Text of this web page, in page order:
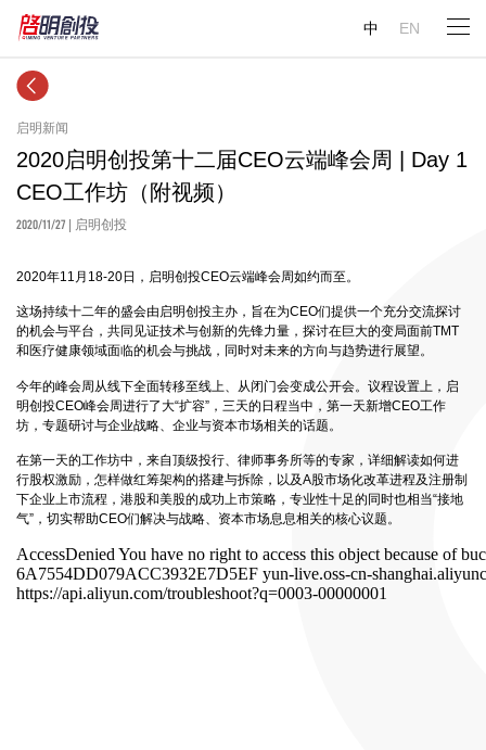
中 EN
启明新闻
2020启明创投第十二届CEO云端峰会周 | Day 1
CEO工作坊（附视频）
2020/11/27 | 启明创投
2020年11月18-20日，启明创投CEO云端峰会周如约而至。
这场持续十二年的盛会由启明创投主办，旨在为CEO们提供一个充分交流探讨
的机会与平台，共同见证技术与创新的先锋力量，探讨在巨大的变局面前TMT
和医疗健康领域面临的机会与挑战，同时对未来的方向与趋势进行展望。
今年的峰会周从线下全面转移至线上、从闭门会变成公开会。议程设置上，启
明创投CEO峰会周进行了大“扩容”，三天的日程当中，第一天新增CEO工作
坊，专题研讨与企业战略、企业与资本市场相关的话题。
在第一天的工作坊中，来自顶级投行、律师事务所等的专家，详细解读如何进
行股权激励，怎样做红筹架构的搭建与拆除，以及A股市场化改革进程及注册制
下企业上市流程，港股和美股的成功上市策略，专业性十足的同时也相当“接地
气”，切实帮助CEO们解决与战略、资本市场息息相关的核心议题。